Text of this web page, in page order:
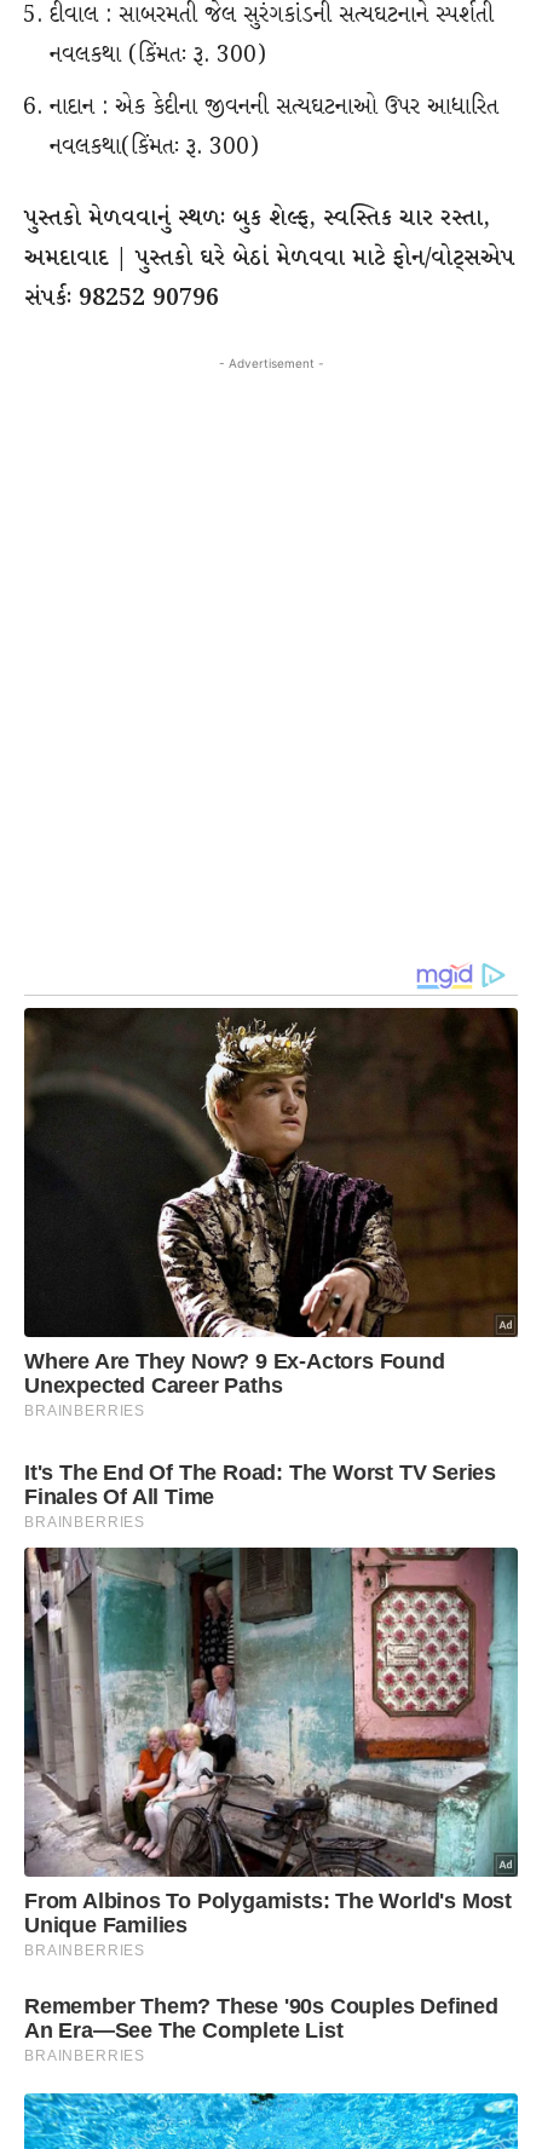
દીવાલ : સાબરમતી જેલ સુરંગકાંડની સત્યઘટનાને સ્પર્શતી
નવલકથા (કિંમતઃ રૂ. 300)
નાદાન : એક કેદીના જીવનની સત્યઘટનાઓ ઉપર આધારિત
નવલકથા(કિંમતઃ રૂ. 300)
પુસ્તકો મેળવવાનું સ્થળઃ બુક શેલ્ફ, સ્વસ્તિક ચાર રસ્તા,
અમદાવાદ | પુસ્તકો ઘરે બેઠાં મેળવવા માટે ફોન/વોટ્સએપ
સંપર્કઃ 98252 90796
- Advertisement -